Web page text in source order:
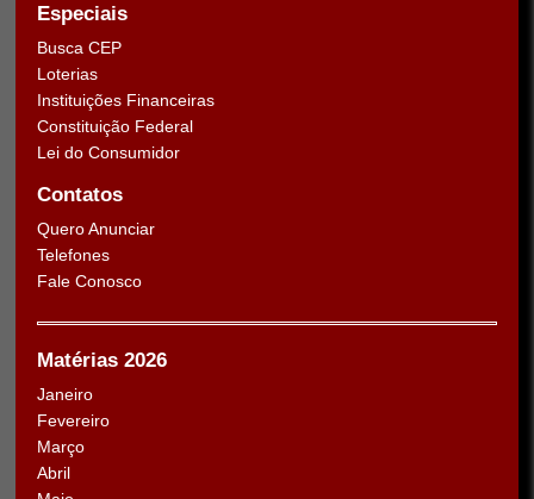
Especiais
Busca CEP
Loterias
Instituições Financeiras
Constituição Federal
Lei do Consumidor
Contatos
Quero Anunciar
Telefones
Fale Conosco
Matérias 2026
Janeiro
Fevereiro
Março
Abril